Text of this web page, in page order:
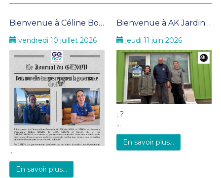
Bienvenue à Céline Bobin et Karine Septet
vendredi 10 juillet 2026
...
En savoir plus...
Bienvenue à AK Jardin au sein du GENOV !
jeudi 11 juin 2026
; ?
...
En savoir plus...